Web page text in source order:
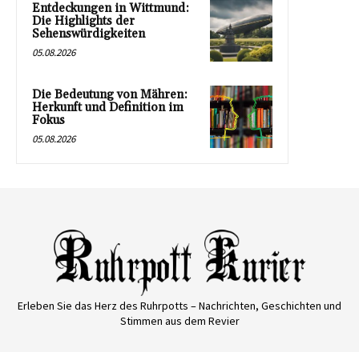
Entdeckungen in Wittmund:
Die Highlights der
Sehenswürdigkeiten
05.08.2026
Die Bedeutung von Mähren:
Herkunft und Definition im
Fokus
05.08.2026
Erleben Sie das Herz des Ruhrpotts – Nachrichten, Geschichten und
Stimmen aus dem Revier